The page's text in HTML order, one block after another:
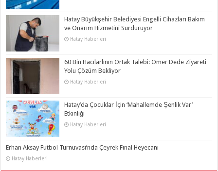
Hatay Büyükşehir Belediyesi Engelli Cihazları Bakım
ve Onarım Hizmetini Sürdürüyor
Hatay Haberleri
60 Bin Hacılarlının Ortak Talebi: Ömer Dede Ziyareti
Yolu Çözüm Bekliyor
Hatay Haberleri
Hatay’da Çocuklar İçin ‘Mahallemde Şenlik Var’
Etkinliği
Hatay Haberleri
Erhan Aksay Futbol Turnuvası’nda Çeyrek Final Heyecanı
Hatay Haberleri